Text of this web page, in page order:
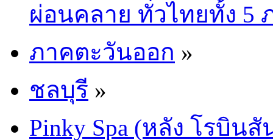
ผ่อนคลาย ทั่วไทยทั้ง 5
ภาคตะวันออก »
ชลบุรี »
Pinky Spa (หลัง โรบิน